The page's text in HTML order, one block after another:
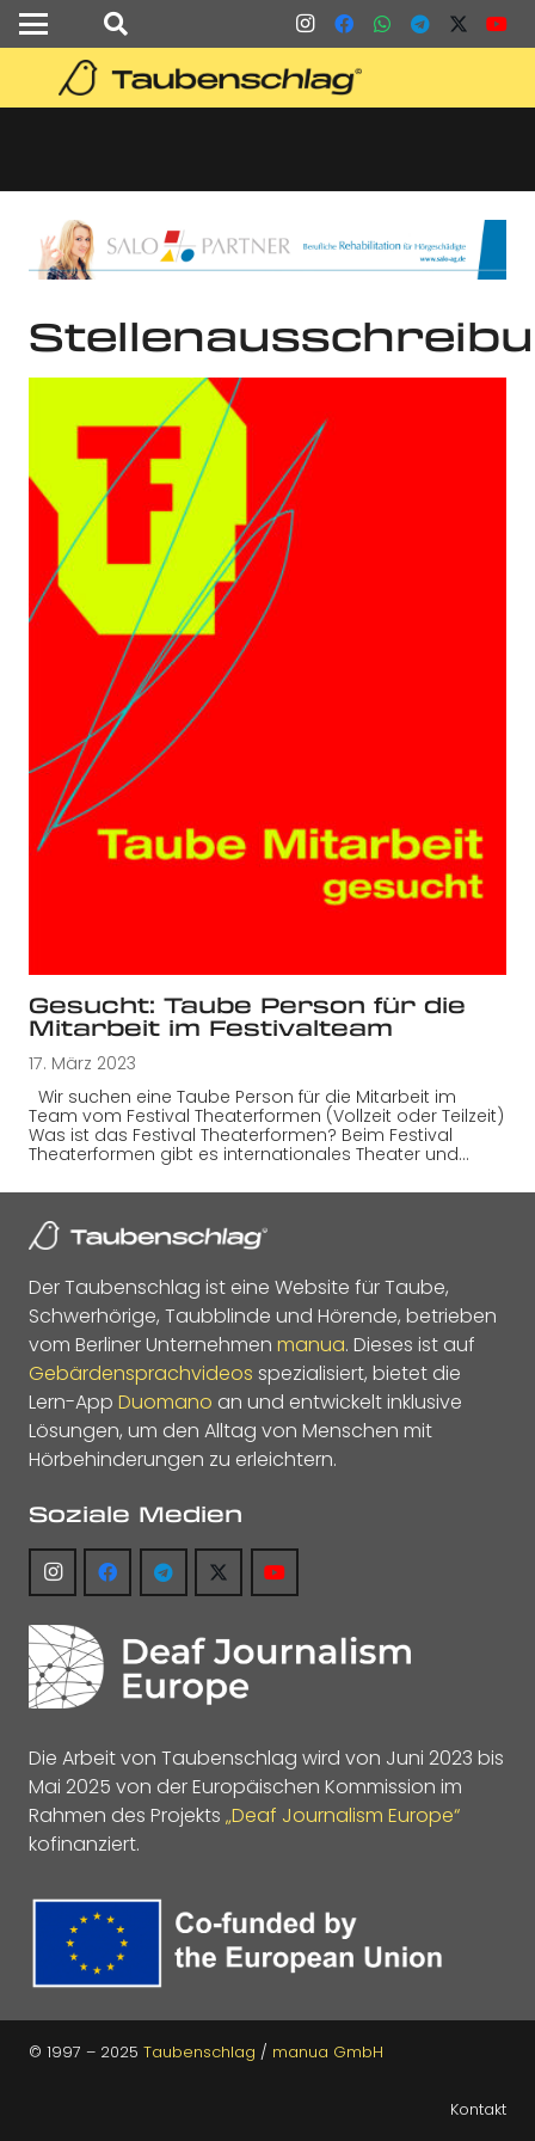
Gesucht: Taube Person für die
Mitarbeit im Festivalteam
17. März 2023
Wir suchen eine Taube Person für die Mitarbeit im
Team vom Festival Theaterformen (Vollzeit oder Teilzeit)
Was ist das Festival Theaterformen? Beim Festival
Theaterformen gibt es internationales Theater und…
Der Taubenschlag ist eine Website für Taube,
Schwerhörige, Taubblinde und Hörende, betrieben
vom Berliner Unternehmen manua. Dieses ist auf
Gebärdensprachvideos spezialisiert, bietet die
Lern-App Duomano an und entwickelt inklusive
Lösungen, um den Alltag von Menschen mit
Hörbehinderungen zu erleichtern.
Soziale Medien
Die Arbeit von Taubenschlag wird von Juni 2023 bis
Mai 2025 von der Europäischen Kommission im
Rahmen des Projekts „Deaf Journalism Europe“
kofinanziert.
© 1997 – 2025 Taubenschlag / manua GmbH
Kontakt